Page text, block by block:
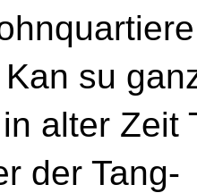
su
alter Zeit
der Tang-